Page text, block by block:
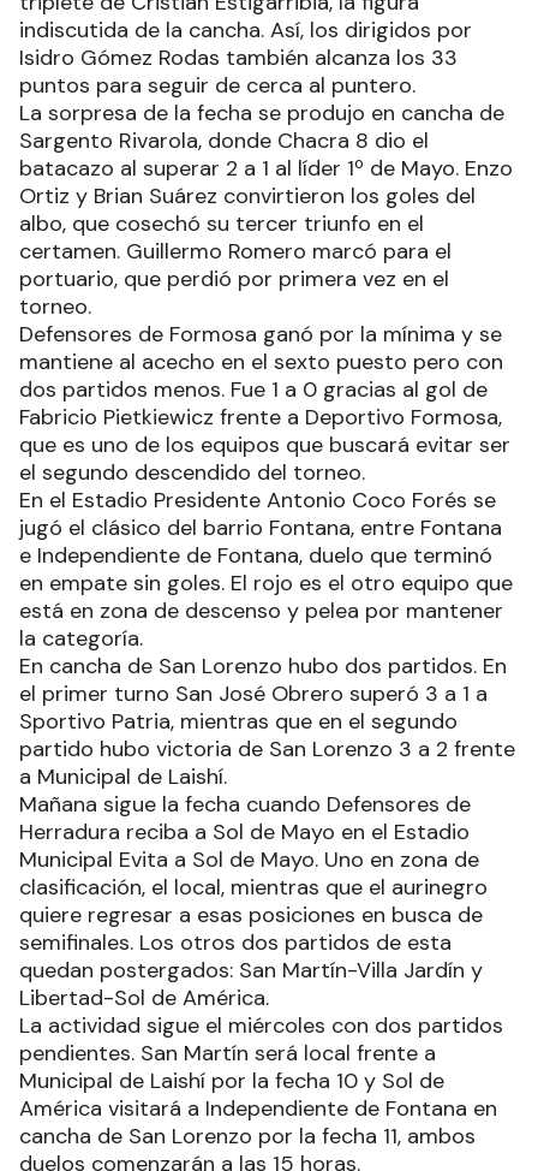
indiscutida de la cancha. Así, los dirigidos por
Isidro Gómez Rodas también alcanza los 33
puntos para seguir de cerca al puntero.
La sorpresa de la fecha se produjo en cancha de
Sargento Rivarola, donde Chacra 8 dio el
batacazo al superar 2 a 1 al líder 1º de Mayo. Enzo
Ortiz y Brian Suárez convirtieron los goles del
albo, que cosechó su tercer triunfo en el
certamen. Guillermo Romero marcó para el
portuario, que perdió por primera vez en el
torneo.
Defensores de Formosa ganó por la mínima y se
mantiene al acecho en el sexto puesto pero con
dos partidos menos. Fue 1 a 0 gracias al gol de
Fabricio Pietkiewicz frente a Deportivo Formosa,
que es uno de los equipos que buscará evitar ser
el segundo descendido del torneo.
En el Estadio Presidente Antonio Coco Forés se
jugó el clásico del barrio Fontana, entre Fontana
e Independiente de Fontana, duelo que terminó
en empate sin goles. El rojo es el otro equipo que
está en zona de descenso y pelea por mantener
la categoría.
En cancha de San Lorenzo hubo dos partidos. En
el primer turno San José Obrero superó 3 a 1 a
Sportivo Patria, mientras que en el segundo
partido hubo victoria de San Lorenzo 3 a 2 frente
a Municipal de Laishí.
Mañana sigue la fecha cuando Defensores de
Herradura reciba a Sol de Mayo en el Estadio
Municipal Evita a Sol de Mayo. Uno en zona de
clasificación, el local, mientras que el aurinegro
quiere regresar a esas posiciones en busca de
semifinales. Los otros dos partidos de esta
quedan postergados: San Martín-Villa Jardín y
Libertad-Sol de América.
La actividad sigue el miércoles con dos partidos
pendientes. San Martín será local frente a
Municipal de Laishí por la fecha 10 y Sol de
América visitará a Independiente de Fontana en
cancha de San Lorenzo por la fecha 11, ambos
duelos comenzarán a las 15 horas.